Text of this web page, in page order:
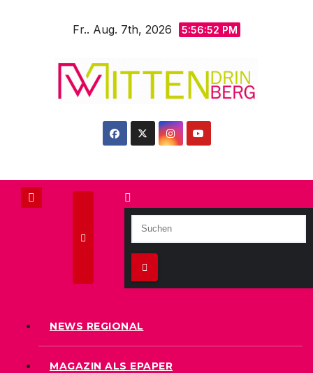
Fr.. Aug. 7th, 2026 5:56:54 PM
NEWS REGIONAL
MAGAZIN ALS EPAPER